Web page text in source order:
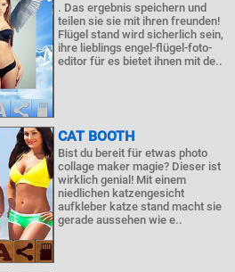
. Das ergebnis speichern und
teilen sie sie mit ihren freunden!
Flügel stand wird sicherlich sein,
ihre lieblings engel-flügel-foto-
editor für es bietet ihnen mit de..
CAT BOOTH
Bist du bereit für etwas photo
collage maker magie? Dieser ist
wirklich genial! Mit einem
niedlichen katzengesicht
aufkleber katze stand macht sie
gerade aussehen wie e..